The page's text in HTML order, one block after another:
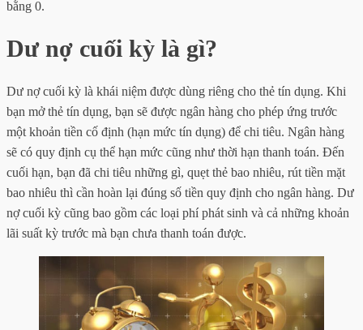
bằng 0.
Dư nợ cuối kỳ là gì?
Dư nợ cuối kỳ là khái niệm được dùng riêng cho thẻ tín dụng. Khi
bạn mở thẻ tín dụng, bạn sẽ được ngân hàng cho phép ứng trước
một khoản tiền cố định (hạn mức tín dụng) để chi tiêu. Ngân hàng
sẽ có quy định cụ thể hạn mức cũng như thời hạn thanh toán. Đến
cuối hạn, bạn đã chi tiêu những gì, quẹt thẻ bao nhiêu, rút tiền mặt
bao nhiêu thì cần hoàn lại đúng số tiền quy định cho ngân hàng. Dư
nợ cuối kỳ cũng bao gồm các loại phí phát sinh và cả những khoản
lãi suất kỳ trước mà bạn chưa thanh toán được.